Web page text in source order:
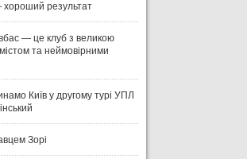
хороший результат
— це клуб з великою
та неймовірними
Київ у другому турі УПЛ
Зорі